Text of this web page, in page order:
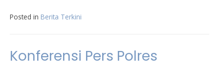
Posted in Berita Terkini
Konferensi Pers Polres